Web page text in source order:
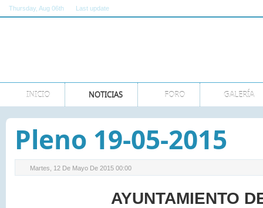
Thursday , Aug 06th Last update
INICIO NOTICIAS FORO GALERÍA
Pleno 19-05-2015
Martes, 12 De Mayo De 2015 00:00
AYUNTAMIENTO